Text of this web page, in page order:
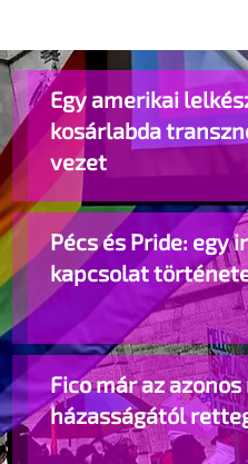
Egy amerikai
kosárlabda
vezet
Pécs és Pride: egy
kapcsolat
Fico már az
házasságától